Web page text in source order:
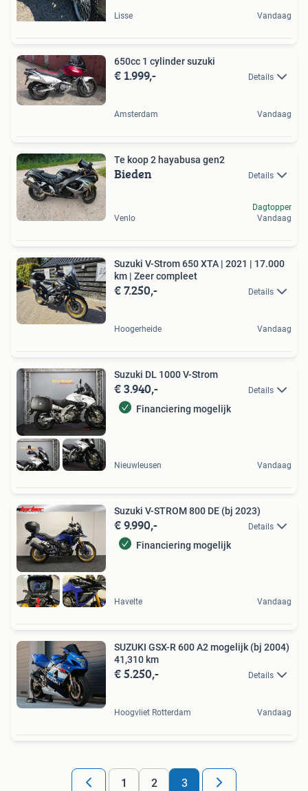
Lisse Vandaag
650cc 1 cylinder suzuki
€ 1.999,- Details
Amsterdam Vandaag
Te koop 2 hayabusa gen2
Bieden Details
Venlo
Dagtopper
Vandaag
Suzuki V-Strom 650 XTA | 2021 | 17.000
km | Zeer compleet
€ 7.250,- Details
Hoogerheide Vandaag
Suzuki DL 1000 V-Strom
€ 3.940,- Details
Financiering mogelijk
Nieuwleusen Vandaag
️️Suzuki V-STROM 800 DE (bj 2023)️️
€ 9.990,- Details
Financiering mogelijk
Havelte Vandaag
SUZUKI GSX-R 600 A2 mogelijk (bj 2004)
41,310 km
€ 5.250,- Details
Hoogvliet Rotterdam Vandaag
1 2 3